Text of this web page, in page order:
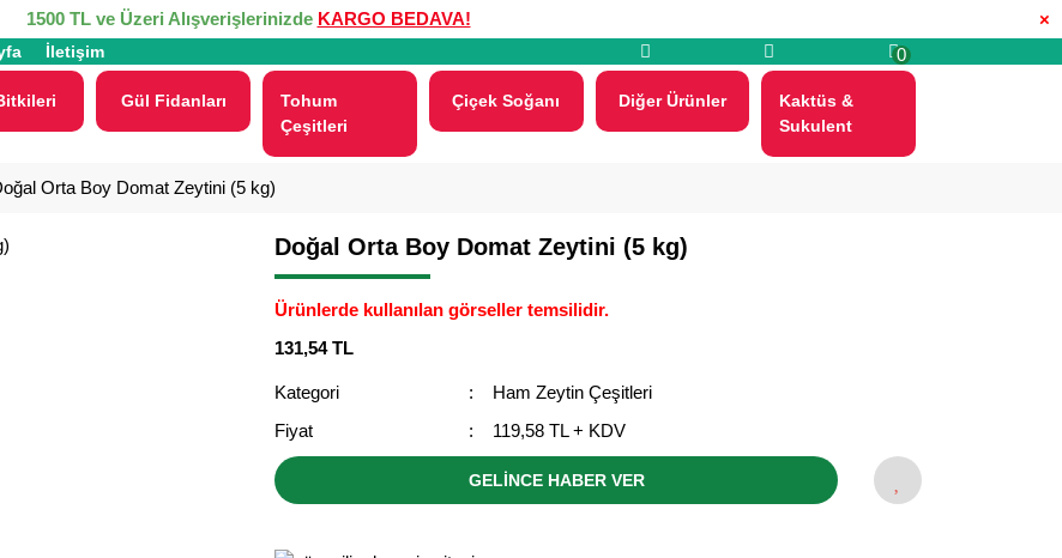
×
1500 TL ve Üzeri Alışverişlerinizde KARGO BEDAVA!
İletişim 0
Gül Fidanları
Tohum
Çeşitleri
Çiçek Soğanı Diğer Ürünler
Kaktüs &
Sukulent
Orta Boy Domat Zeytini (5 kg)
Doğal Orta Boy Domat Zeytini (5 kg)
Ürünlerde kullanılan görseller temsilidir.
131,54 TL
Kategori
Ham Zeytin Çeşitleri
Fiyat
119,58 TL + KDV
GELİNCE HABER VER